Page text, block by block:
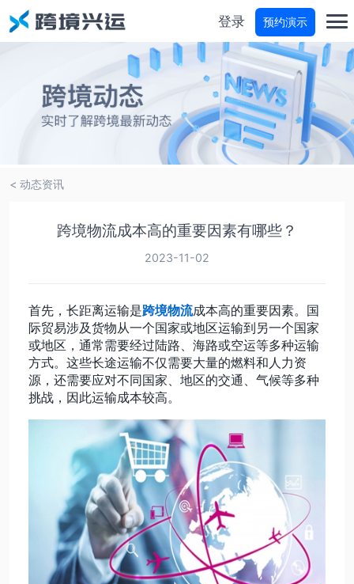
分仓宝
物流商城
轨迹查询
价格咨询
动态资讯
关于我们
登录 预约演示
< 动态资讯
跨境物流成本高的重要因素有哪些？
2023-11-02
首先，长距离运输是跨境物流成本高的重要因素。国
际贸易涉及货物从一个国家或地区运输到另一个国家
或地区，通常需要经过陆路、海路或空运等多种运输
方式。这些长途运输不仅需要大量的燃料和人力资
源，还需要应对不同国家、地区的交通、气候等多种
挑战，因此运输成本较高。